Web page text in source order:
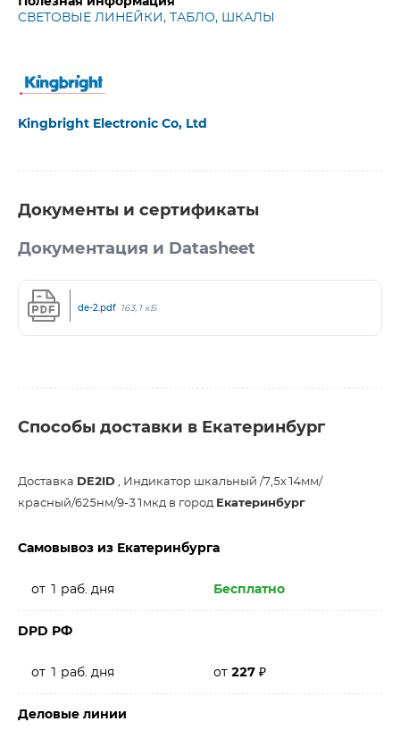
СВЕТОВЫЕ ЛИНЕЙКИ, ТАБЛО, ШКАЛЫ
Kingbright Electronic Co, Ltd
Документы и сертификаты
Документация и Datasheet
de-2.pdf 163,1 кБ
Способы доставки в Екатеринбург
Доставка DE2ID , Индикатор шкальный /7,5х14мм/
красный/625нм/9-31мкд в город Екатеринбург
Самовывоз из Екатеринбурга
от 1 раб. дня Бесплатно
DPD РФ
от 1 раб. дня от 227 ₽
Деловые линии